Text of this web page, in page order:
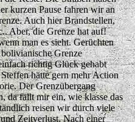
kurzen Pause fahren wir an
Auch hier Brandstellen,
Aber, die Grenze hat auf!
man es sieht. Gerüchten
Grenze
richtig Glück gehabt
hätte gern mehr Action
Der Grenzübergang
da fällt mir ein, wie klasse das
reisen wir durch viele
Zeitverlust. Nach einer